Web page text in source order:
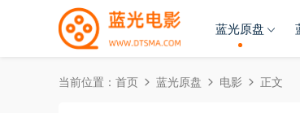
蓝光原盘
当前位置： 首页 蓝光原盘 电影 正文